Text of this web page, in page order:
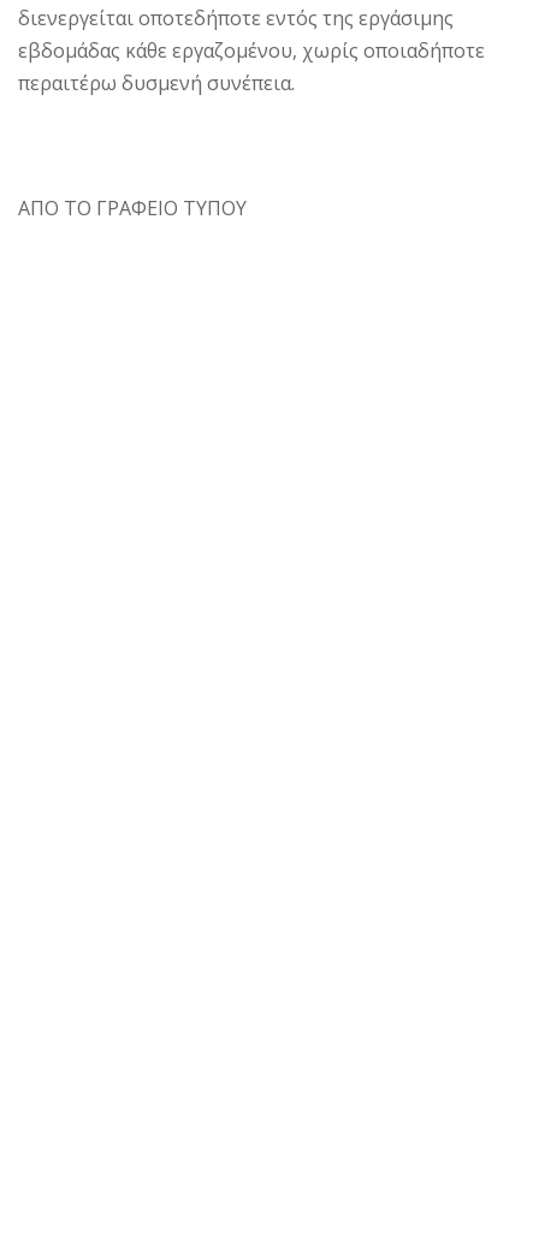
διενεργείται οποτεδήποτε εντός της εργάσιμης
εβδομάδας κάθε εργαζομένου, χωρίς οποιαδήποτε
περαιτέρω δυσμενή συνέπεια.
ΑΠΟ ΤΟ ΓΡΑΦΕΙΟ ΤΥΠΟΥ